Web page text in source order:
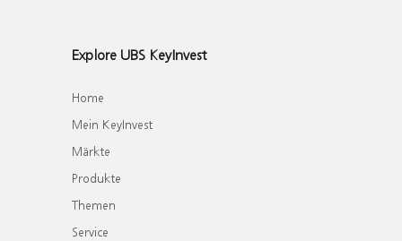
Explore UBS KeyInvest
Home
Mein KeyInvest
Märkte
Produkte
Themen
Service